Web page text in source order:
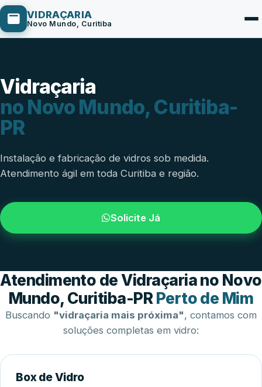
VIDRAÇARIA
Novo Mundo, Curitiba
Box de Vidro
Portas em Vidro
Espelho Sob Medida
Fachada de Vidro
Esquadrias de Alumínio
Vidraçaria
no Novo Mundo, Curitiba-
PR
Instalação e fabricação de vidros sob medida.
Atendimento ágil em toda Curitiba e região.
Solicite Já
Atendimento de Vidraçaria no Novo
Mundo, Curitiba-PR Perto de Mim
Buscando "vidraçaria mais próxima", contamos com
soluções completas em vidro:
Box de Vidro